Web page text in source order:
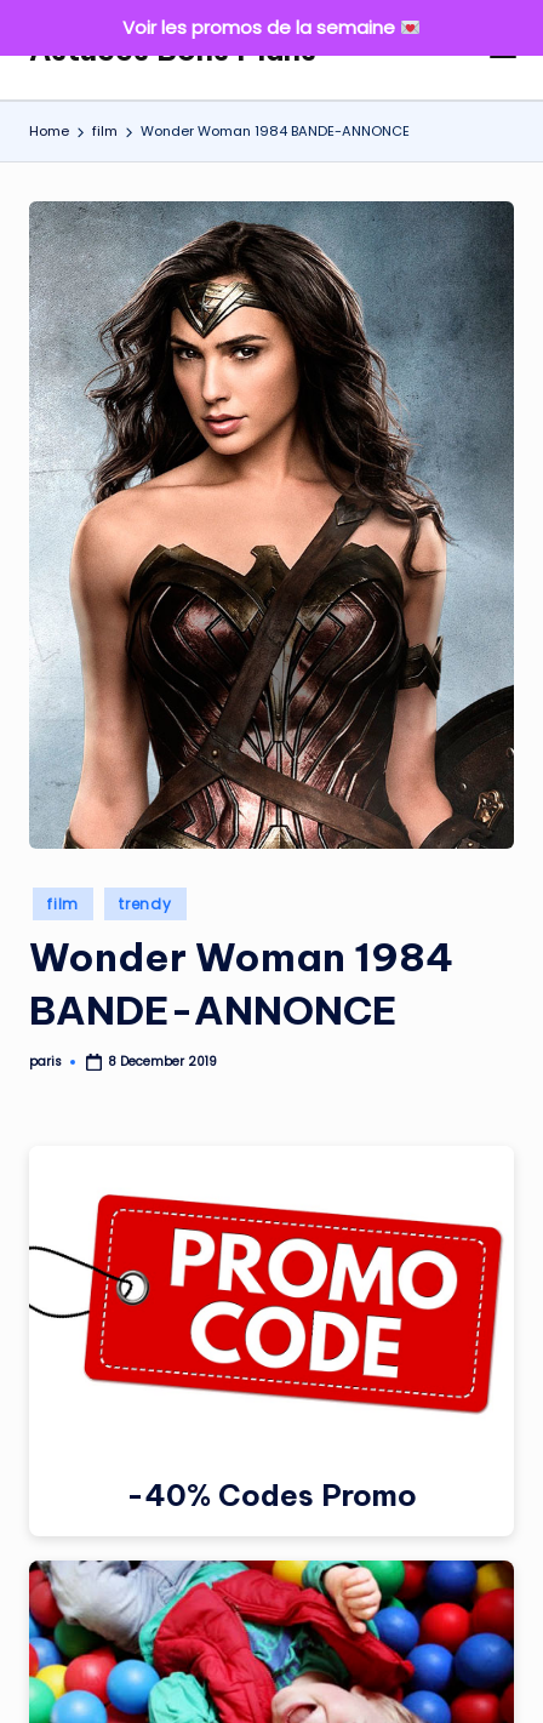
Skip
content
Astuces Bons Plans
Home film Wonder Woman 1984 BANDE-ANNONCE
Posted
in
film trendy
Wonder Woman 1984
BANDE-ANNONCE
Posted
paris 8 December 2019
-40% Codes Promo
Voir les promos de la semaine